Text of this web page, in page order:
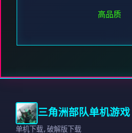
高品质
三角洲部队单机游戏
单机下载,破解版下载